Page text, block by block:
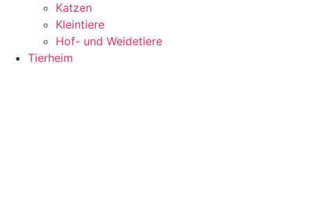
Katzen
Kleintiere
Hof- und Weidetiere
Tierheim